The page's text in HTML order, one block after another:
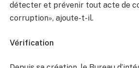
détecter et prévenir tout acte de
corruption», ajoute-t-il.
Vérification